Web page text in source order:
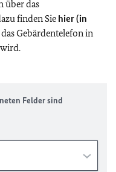
über das
finden Sie hier (in
das Gebärdentelefon in
Felder sind